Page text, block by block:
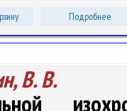
Подробнее
В. В.